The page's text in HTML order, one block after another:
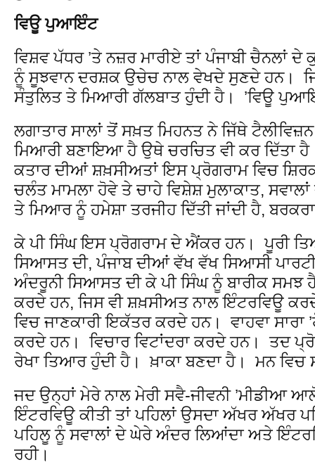
ਵਿਊ ਪੁਆਇੰਟ
ਵਿਸ਼ਵ ਪੱਧਰ ’ਤੇ ਨਜ਼ਰ ਮਾਰੀਏ ਤਾਂ ਪੰਜਾਬੀ ਚੈਨਲਾਂ
ਨੂੰ ਸੂਝਵਾਨ ਦਰਸ਼ਕ ਉਚੇਚ ਨਾਲ ਵੇਖਦੇ ਸੁਣਦੇ ਹਨ।
ਸੰਤੁਲਿਤ ਤੇ ਮਿਆਰੀ ਗੱਲਬਾਤ ਹੁੰਦੀ ਹੈ। ’ਵਿਊ
ਲਗਾਤਾਰ ਸਾਲਾਂ ਤੋਂ ਸਖ਼ਤ ਮਿਹਨਤ ਨੇ ਜਿੱਥੇ
ਮਿਆਰੀ ਬਣਾਇਆ ਹੈ ਉਥੇ ਚਰਚਿਤ ਵੀ ਕਰ ਦਿੱਤਾ
ਕਤਾਰ ਦੀਆਂ ਸ਼ਖ਼ਸੀਅਤਾਂ ਇਸ ਪ੍ਰੋਗਰਾਮ ਵਿਚ
ਚਲੰਤ ਮਾਮਲਾ ਹੋਵੇ ਤੇ ਚਾਹੇ ਵਿਸ਼ੇਸ਼ ਮੁਲਾਕਾਤ,
ਤੇ ਮਿਆਰ ਨੂੰ ਹਮੇਸ਼ਾ ਤਰਜੀਹ ਦਿੱਤੀ ਜਾਂਦੀ ਹੈ,
ਕੇ ਪੀ ਸਿੰਘ ਇਸ ਪ੍ਰੋਗਰਾਮ ਦੇ ਐਂਕਰ ਹਨ। ਪੂਰੀ
ਸਿਆਸਤ ਦੀ, ਪੰਜਾਬ ਦੀਆਂ ਵੱਖ ਵੱਖ ਸਿਆਸੀ
ਅੰਦਰੂਨੀ ਸਿਆਸਤ ਦੀ ਕੇ ਪੀ ਸਿੰਘ ਨੂੰ ਬਾਰੀਕ ਸਮਝ
ਕਰਦੇ ਹਨ, ਜਿਸ ਵੀ ਸ਼ਖ਼ਸੀਅਤ ਨਾਲ ਇੰਟਰਵਿਊ
ਵਿਚ ਜਾਣਕਾਰੀ ਇਕੱਤਰ ਕਰਦੇ ਹਨ। ਵਾਹਵਾ
ਕਰਦੇ ਹਨ। ਵਿਚਾਰ ਵਿਟਾਂਦਰਾ ਕਰਦੇ ਹਨ। ਤਦ
ਰੇਖਾ ਤਿਆਰ ਹੁੰਦੀ ਹੈ। ਖ਼ਾਕਾ ਬਣਦਾ ਹੈ। ਮਨ
ਜਦ ਉਨ੍ਹਾਂ ਮੇਰੇ ਨਾਲ ਮੇਰੀ ਸਵੈ-ਜੀਵਨੀ ’ਮੀਡੀਆ
ਇੰਟਰਵਿਊ ਕੀਤੀ ਤਾਂ ਪਹਿਲਾਂ ਉਸਦਾ ਅੱਖਰ
ਪਹਿਲੂ ਨੂੰ ਸਵਾਲਾਂ ਦੇ ਘੇਰੇ ਅੰਦਰ ਲਿਆਂਦਾ ਅਤੇ
ਰਹੀ।